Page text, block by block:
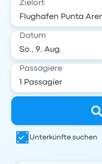
Zielort
Datum
Passagiere
Unterkünfte suchen